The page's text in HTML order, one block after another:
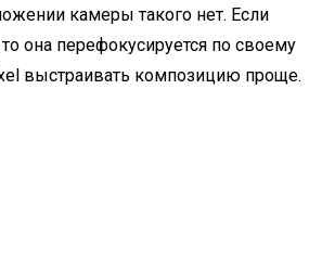
камеры такого нет. Если
она перефокусируется по своему
выстраивать композицию проще.